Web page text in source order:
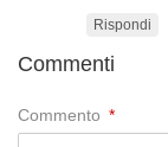
Rispondi
Commenti
Commento *